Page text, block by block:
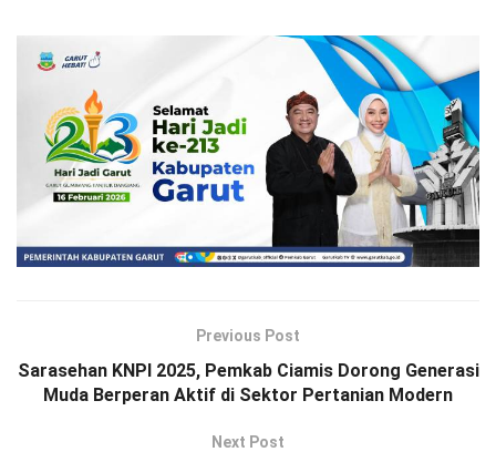
Previous Post
Sarasehan KNPI 2025, Pemkab Ciamis Dorong Generasi
Muda Berperan Aktif di Sektor Pertanian Modern
Next Post